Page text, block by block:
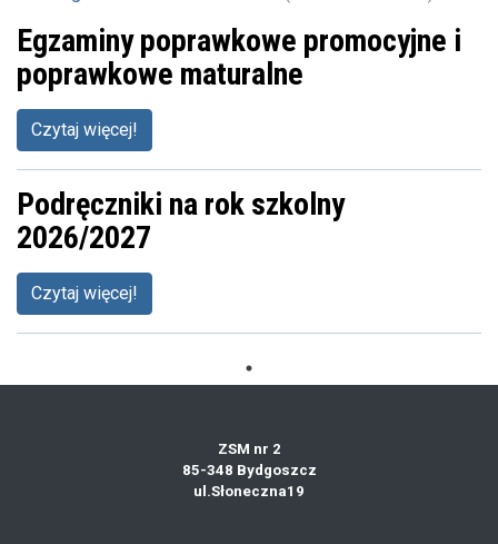
Egzaminy poprawkowe promocyjne i
poprawkowe maturalne
Czytaj więcej!
Podręczniki na rok szkolny
2026/2027
Czytaj więcej!
ZSM nr 2
85-348 Bydgoszcz
ul.Słoneczna19